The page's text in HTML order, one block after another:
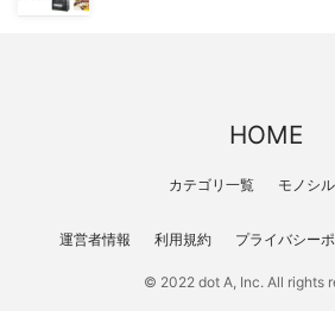
HOME
カテゴリ一覧 モノシ
運営者情報 利用規約 プライバシー
© 2022 dot A, Inc. All rights